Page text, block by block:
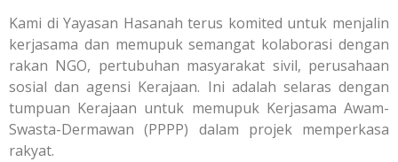
Kami di Yayasan Hasanah terus komited untuk menjalin
kerjasama dan memupuk semangat kolaborasi dengan
rakan NGO, pertubuhan masyarakat sivil, perusahaan
sosial dan agensi Kerajaan. Ini adalah selaras dengan
tumpuan Kerajaan untuk memupuk Kerjasama Awam-
Swasta-Dermawan (PPPP) dalam projek memperkasa
rakyat.